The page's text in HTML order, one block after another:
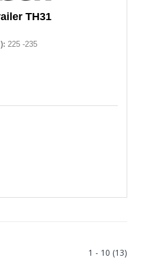
TH31
225 -235
1 - 10 (13)